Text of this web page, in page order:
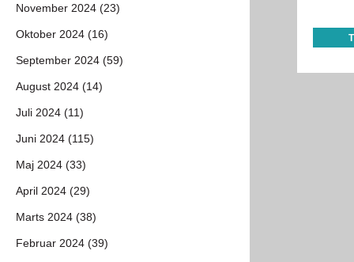
November 2024 (23)
Oktober 2024 (16)
September 2024 (59)
August 2024 (14)
Juli 2024 (11)
Juni 2024 (115)
Maj 2024 (33)
April 2024 (29)
Marts 2024 (38)
Februar 2024 (39)